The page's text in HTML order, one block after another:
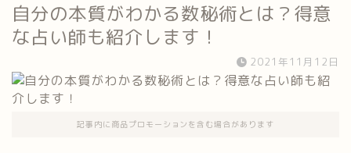
自分の本質がわかる数秘術とは？得意
な占い師も紹介します！
2021年11月12日
記事内に商品プロモーションを含む場合があります